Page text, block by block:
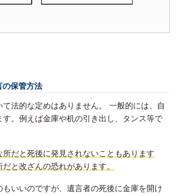
の保管方法
法的な定めはありません。 一般的には、自
。例えば金庫や机の引き出し、タンス等で
所だと死後に発見されないこともあります
と改ざんの恐れがあります。
もいいのですが、遺言者の死後に金庫を開け